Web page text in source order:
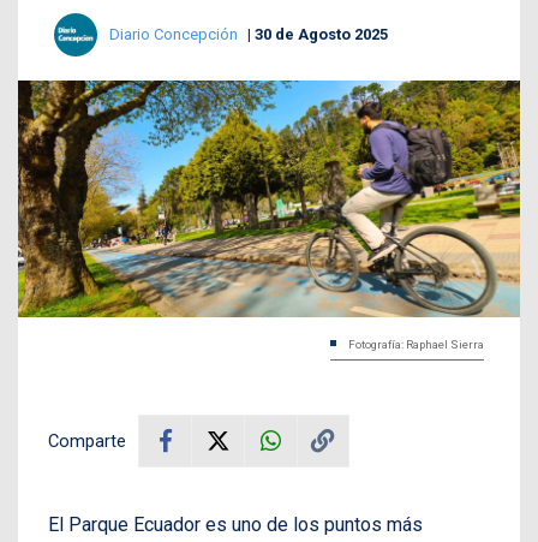
Diario Concepción 30 de Agosto 2025
Fotografía: Raphael Sierra
Comparte
El Parque Ecuador es uno de los puntos más